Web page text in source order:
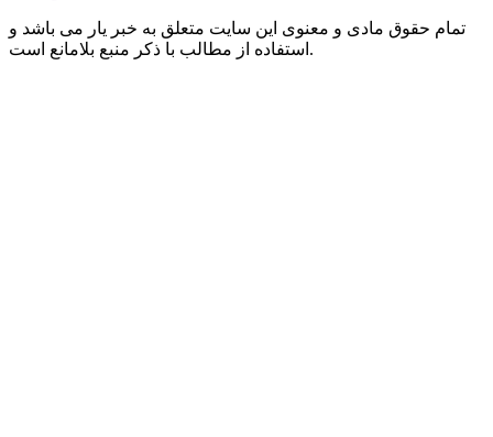
تمام حقوق مادی و معنوی این سایت متعلق به خبر یار می باشد و
استفاده از مطالب با ذکر منبع بلامانع است.